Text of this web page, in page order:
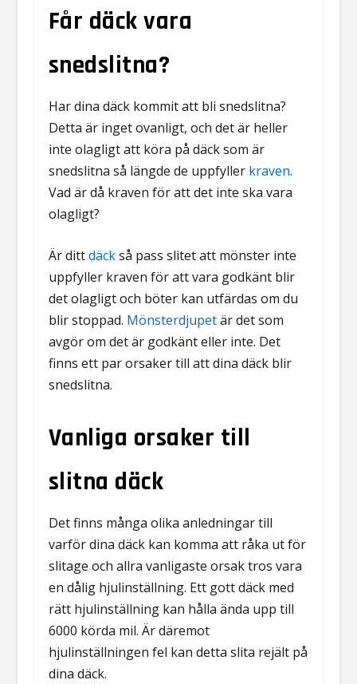
Får däck vara
snedslitna?
Har dina däck kommit att bli snedslitna?
Detta är inget ovanligt, och det är heller
inte olagligt att köra på däck som är
snedslitna så längde de uppfyller kraven.
Vad är då kraven för att det inte ska vara
olagligt?
Är dittdäckså pass slitet att mönster inte
uppfyller kraven för att vara godkänt blir
det olagligt och böter kan utfärdas om du
blir stoppad. Mönsterdjupetär det som
avgör om det är godkänt eller inte. Det
finns ett par orsaker till att dina däck blir
snedslitna.
Vanliga orsaker till
slitna däck
Det finns många olika anledningar till
varför dina däck kan komma att råka ut för
slitage och allra vanligaste orsak tros vara
en dålig hjulinställning. Ett gott däck med
rätt hjulinställning kan hålla ända upp till
6000 körda mil. Är däremot
hjulinställningen fel kan detta slita rejält på
dina däck.